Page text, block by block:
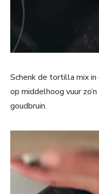
Schenk de tortilla mix
op middelhoog vuur
goudbruin.